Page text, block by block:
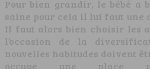
Pour bien grandir, le bébé a
saine pour cela il lui faut une
Il faut alors bien choisir les
l’occasion de la
nouvelles habitudes doivent
occupe une place